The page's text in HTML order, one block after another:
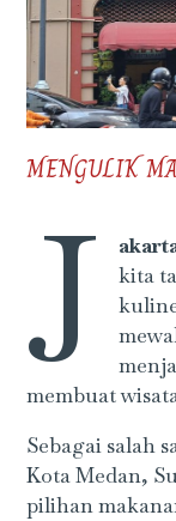
MENGULIK
J
kita
membuat
Sebagai salah
Kota Medan,
pilihan